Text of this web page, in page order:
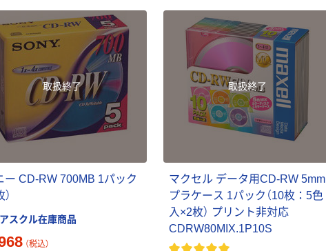
取扱終了
ー CD-RW 700MB 1パック
）
アスクル在庫商品
（税込）
取扱終了
マクセル データ用CD-RW 5mm
プラケース 1パック（10枚：5色
入×2枚） プリント非対応
CDRW80MIX.1P10S